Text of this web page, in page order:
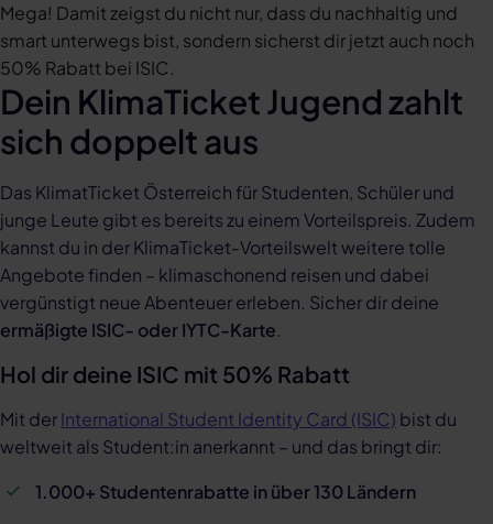
Mega! Damit zeigst du nicht nur, dass du nachhaltig und
smart unterwegs bist, sondern sicherst dir jetzt auch noch
50% Rabatt bei ISIC.
Dein KlimaTicket Jugend zahlt
sich doppelt aus
Das KlimatTicket Österreich für Studenten, Schüler und
junge Leute gibt es bereits zu einem Vorteilspreis. Zudem
kannst du in der KlimaTicket-Vorteilswelt weitere tolle
Angebote finden – klimaschonend reisen und dabei
vergünstigt neue Abenteuer erleben. Sicher dir deine
ermäßigte ISIC- oder IYTC-Karte.
Hol dir deine ISIC mit 50% Rabatt
Mit derInternational Student Identity Card (ISIC) bist du
weltweit als Student:in anerkannt – und das bringt dir:
1.000+ Studentenrabatte in über 130 Ländern